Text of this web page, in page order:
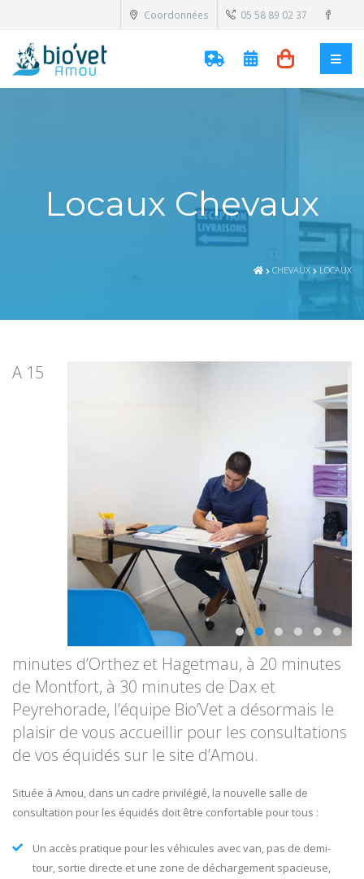
Coordonnées 05 58 89 02 37
Locaux Chevaux
CHEVAUX LOCAUX
A 15
minutes d’Orthez et Hagetmau, à 20 minutes
de Montfort, à 30 minutes de Dax et
Peyrehorade, l’équipe Bio’Vet a désormais le
plaisir de vous accueillir pour les consultations
de vos équidés sur le site d’Amou.
Située à Amou, dans un cadre privilégié, la nouvelle salle de
consultation pour les équidés doit être confortable pour tous :
Un accès pratique pour les véhicules avec van, pas de demi-
tour, sortie directe et une zone de déchargement spacieuse,